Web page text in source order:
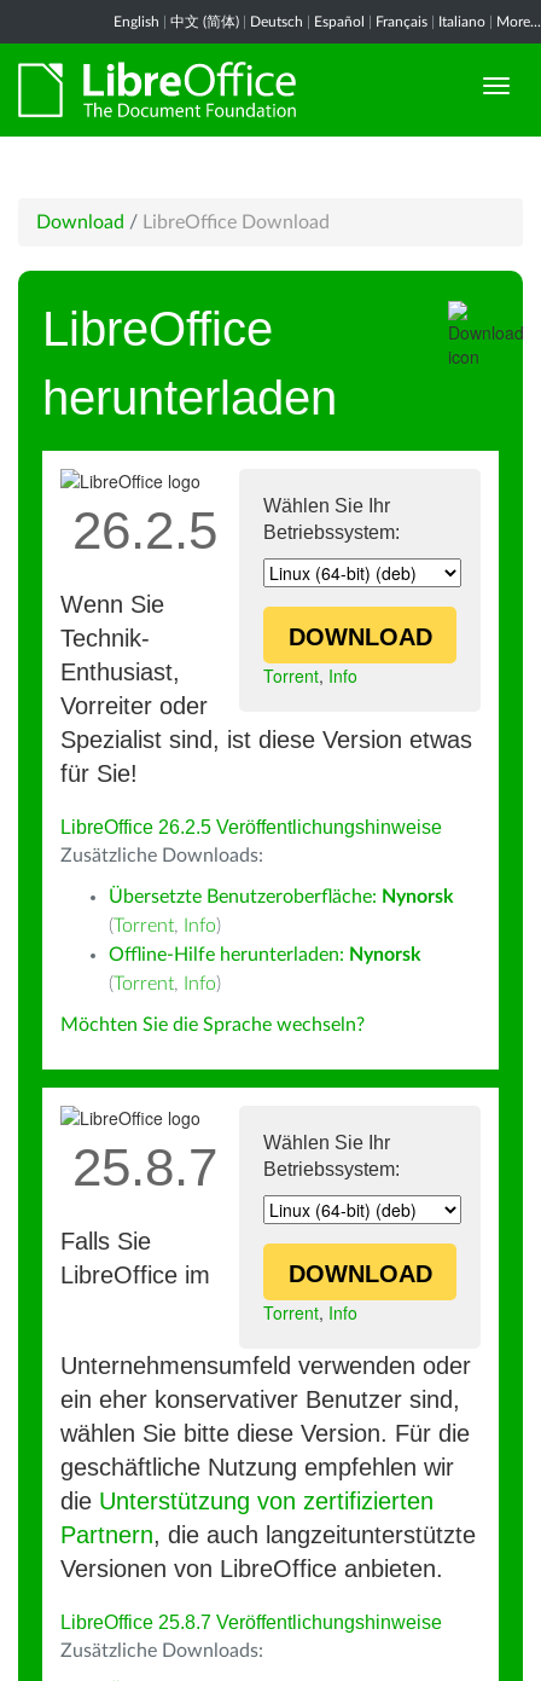
English 中文 (简体) Deutsch Español Français Italiano More...
Download / LibreOffice Download
LibreOffice
herunterladen
Wählen Sie Ihr
Betriebssystem:
DOWNLOAD
Torrent, Info
26.2.5
Wenn Sie
Technik-
Enthusiast,
Vorreiter oder
Spezialist sind, ist diese Version etwas
für Sie!
LibreOffice 26.2.5 Veröffentlichungshinweise
Zusätzliche Downloads:
Übersetzte Benutzeroberfläche: Nynorsk
(Torrent, Info)
Offline-Hilfe herunterladen: Nynorsk
(Torrent, Info)
Möchten Sie die Sprache wechseln?
Wählen Sie Ihr
Betriebssystem:
DOWNLOAD
Torrent, Info
25.8.7
Falls Sie
LibreOffice im
Unternehmensumfeld verwenden oder
ein eher konservativer Benutzer sind,
wählen Sie bitte diese Version. Für die
geschäftliche Nutzung empfehlen wir
die Unterstützung von zertifizierten
Partnern, die auch langzeitunterstützte
Versionen von LibreOffice anbieten.
LibreOffice 25.8.7 Veröffentlichungshinweise
Zusätzliche Downloads: